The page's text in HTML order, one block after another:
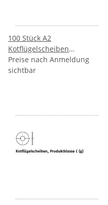
100 Stück A2
Kotflügelscheiben
Produktklasse C (g)
6,4x25x1,5 mm
Preise nach Anmeldung
sichtbar